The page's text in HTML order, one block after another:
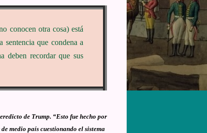
conocen otra cosa) está
que condena a
deben recordar que sus
de Trump. “Esto fue hecho por
medio país cuestionando el sistema